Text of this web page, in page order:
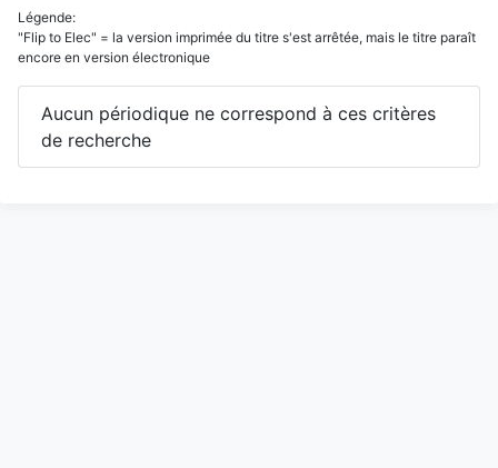
Légende:
"Flip to Elec" = la version imprimée du titre s'est arrêtée, mais le titre paraît
encore en version électronique
Aucun périodique ne correspond à ces critères
de recherche